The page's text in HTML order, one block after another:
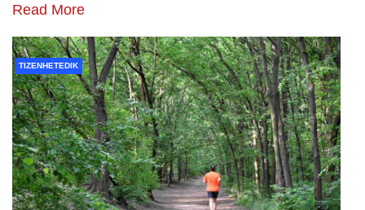
Read More
TIZENHETEDIK